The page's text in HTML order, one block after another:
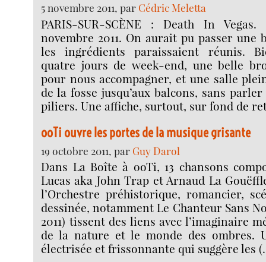
5 novembre 2011, par Cédric Meletta
PARIS-SUR-SCÈNE : Death In
novembre 2011. On aurait pu passer une
les ingrédients paraissaient réunis.
quatre jours de week-end, une belle
pour nous accompagner, et une salle
de la fosse jusqu’aux balcons, sans
piliers. Une affiche, surtout, sur fond de
ooTi ouvre les portes de la musique grisante
19 octobre 2011, par Guy Darol
Dans La Boîte à ooTi, 13 chansons
Lucas aka John Trap et Arnaud La
l’Orchestre préhistorique, romancier,
dessinée, notamment Le Chanteur Sans
2011) tissent des liens avec l’imaginaire
de la nature et le monde des ombres.
électrisée et frissonnante qui suggère les